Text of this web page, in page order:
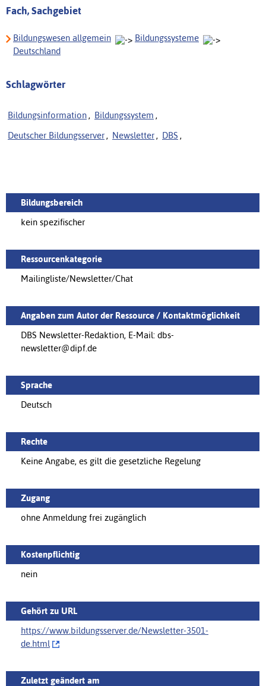
Fach, Sachgebiet
Bildungswesen allgemein
Bildungssysteme
Deutschland
Schlagwörter
Bildungsinformation , Bildungssystem ,
Deutscher Bildungsserver , Newsletter , DBS ,
Bildungsbereich
kein spezifischer
Ressourcenkategorie
Mailingliste/Newsletter/Chat
Angaben zum Autor der Ressource / Kontaktmöglichkeit
DBS Newsletter-Redaktion, E-Mail: dbs-
newsletter@dipf.de
Sprache
Deutsch
Rechte
Keine Angabe, es gilt die gesetzliche Regelung
Zugang
ohne Anmeldung frei zugänglich
Kostenpflichtig
nein
Gehört zu URL
https://www.bildungsserver.de/‌Newsletter-3501-
de.html
Zuletzt geändert am